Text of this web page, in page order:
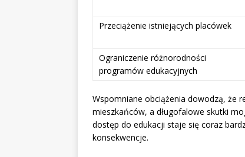
Przeciążenie istniejących placówek
Ograniczenie różnorodności
programów edukacyjnych
Wspomniane obciążenia dowodzą, że
mieszkańców, a długofalowe skutki
dostęp do edukacji staje się coraz
konsekwencje.